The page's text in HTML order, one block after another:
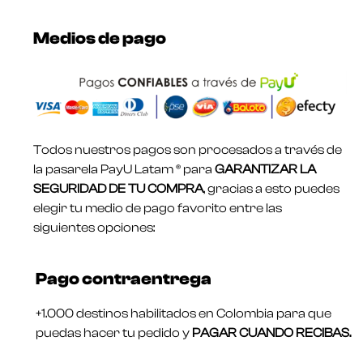
Medios de pago
Todos nuestros pagos son procesados a través de
la pasarela PayU Latam ® para GARANTIZAR LA
SEGURIDAD DE TU COMPRA, gracias a esto puedes
elegir tu medio de pago favorito entre las
siguientes opciones:
Pago contraentrega
+1.000 destinos habilitados en Colombia para que
puedas hacer tu pedido y PAGAR CUANDO RECIBAS.